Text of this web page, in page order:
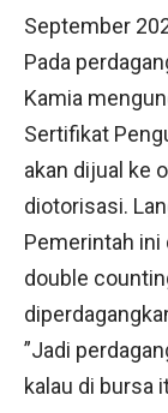
September
Pada
Kamia
Sertifikat
akan dijual ke
diotorisasi.
Pemerintah
double
”Jadi
kalau di bursa